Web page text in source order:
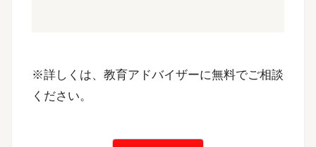
※詳しくは、教育アドバイザーに無料でご相談
ください。